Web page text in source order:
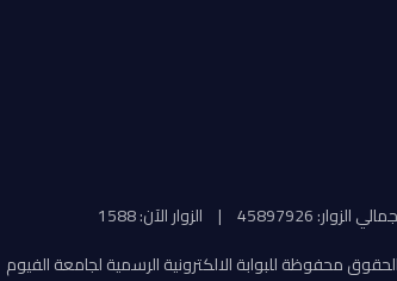
الزوار: 45897926 | الزوار الآن: 1588